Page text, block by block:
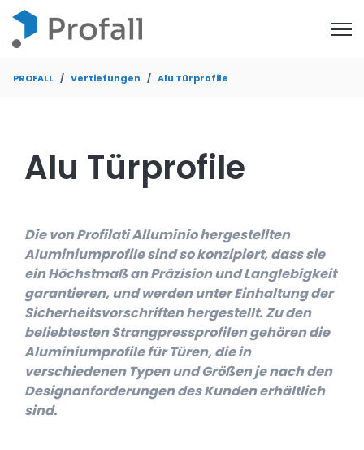
PROFALL Vertiefungen Alu Türprofile
Alu Türprofile
Die von Profilati Alluminio hergestellten
Aluminiumprofile sind so konzipiert, dass sie
ein Höchstmaß an Präzision und Langlebigkeit
garantieren, und werden unter Einhaltung der
Sicherheitsvorschriften hergestellt. Zu den
beliebtesten Strangpressprofilen gehören die
Aluminiumprofile für Türen, die in
verschiedenen Typen und Größen je nach den
Designanforderungen des Kunden erhältlich
sind.